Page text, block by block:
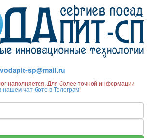
vodapit-sp@mail.ru
наполняется. Для более точной информации
нашем чат-боте в Телеграм!